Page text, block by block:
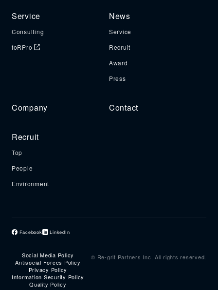
Service
Consulting
foRPro
News
Service
Recruit
Award
Press
Company Contact
Recruit
Top
People
Environment
Facebook LinkedIn
Social Media Policy
Antisocial Forces Policy
Privacy Policy
Information Security Policy
Quality Policy
© Re-grit Partners Inc. All rights reserved.